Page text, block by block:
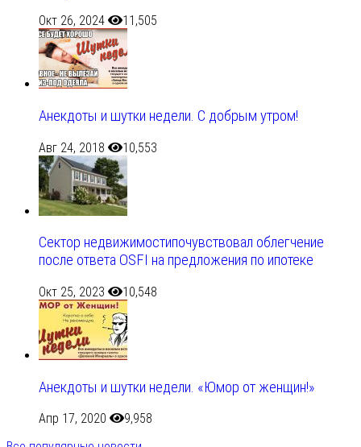
Окт 26, 2024 11,505
Анекдоты и шутки недели. С добрым утром!
Авг 24, 2018 10,553
Сектор недвижимостипочувствовал облегчение
после ответа OSFI на предложения по ипотеке
Окт 25, 2023 10,548
Анекдоты и шутки недели. «Юмор от женщин!»
Апр 17, 2020
9,958